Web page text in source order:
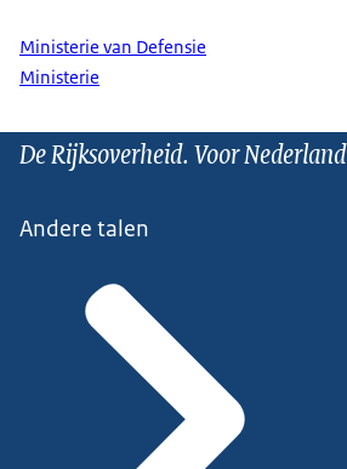
Ministerie van Defensie
Ministerie
De Rijksoverheid. Voor Nederland
Andere talen